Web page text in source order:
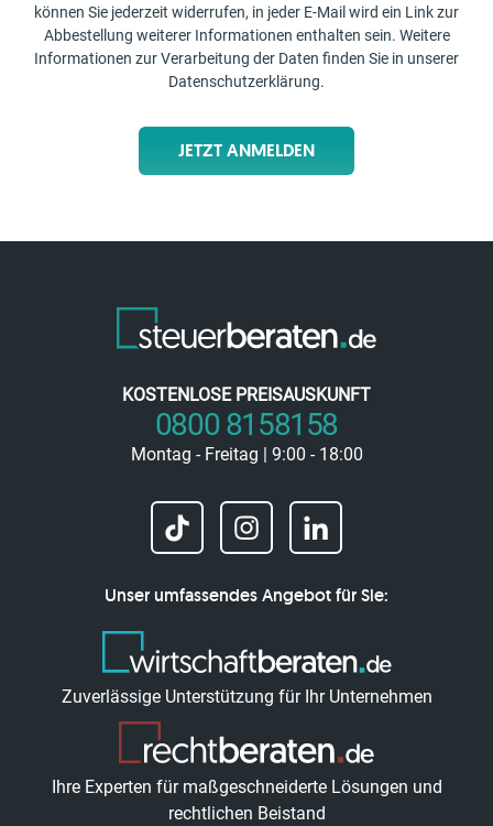
können Sie jederzeit widerrufen, in jeder E-Mail wird ein Link zur
Abbestellung weiterer Informationen enthalten sein. Weitere
Informationen zur Verarbeitung der Daten finden Sie in unserer
Datenschutzerklärung.
JETZT ANMELDEN
KOSTENLOSE PREISAUSKUNFT
0800 8158158
Montag - Freitag | 9:00 - 18:00
Unser umfassendes Angebot für Sie:
Zuverlässige Unterstützung für Ihr Unternehmen
Ihre Experten für maßgeschneiderte Lösungen und
rechtlichen Beistand